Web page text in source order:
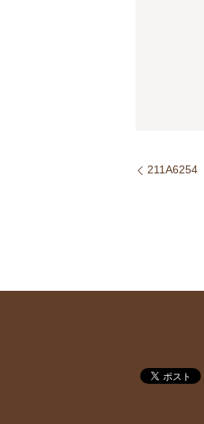
211A6254